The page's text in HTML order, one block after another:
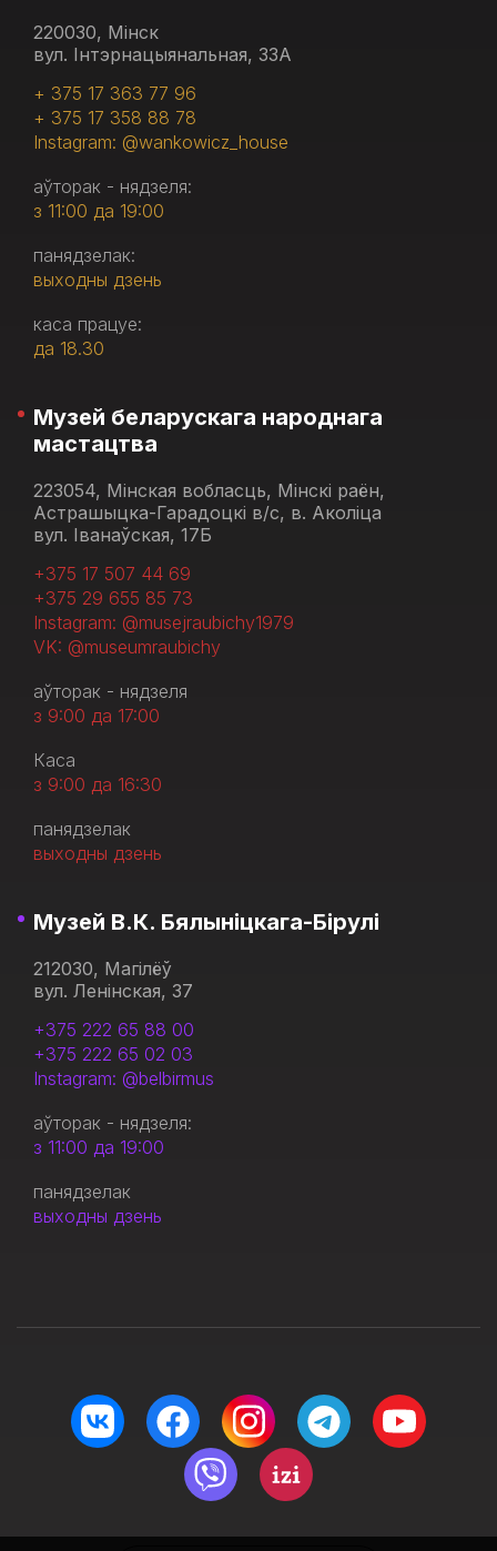
220030, Мінск
вул. Інтэрнацыянальная, 33А
+ 375 17 363 77 96
+ 375 17 358 88 78
Instagram: @wankowicz_house
аўторак - нядзеля:
з 11:00 да 19:00
панядзелак:
выходны дзень
каса працуе:
да 18.30
Музей беларускага народнага
мастацтва
223054, Мінская вобласць, Мінскі раён,
Астрашыцка-Гарадоцкі в/с, в. Аколіца
вул. Іванаўская, 17Б
+375 17 507 44 69
+375 29 655 85 73
Instagram: @musejraubichy1979
VK: @museumraubichy
аўторак - нядзеля
з 9:00 да 17:00
Каса
з 9:00 да 16:30
панядзелак
выходны дзень
Музей В.К. Бялыніцкага-Бірулі
212030, Магілёў
вул. Ленінская, 37
+375 222 65 88 00
+375 222 65 02 03
Instagram: @belbirmus
аўторак - нядзеля:
з 11:00 да 19:00
панядзелак
выходны дзень